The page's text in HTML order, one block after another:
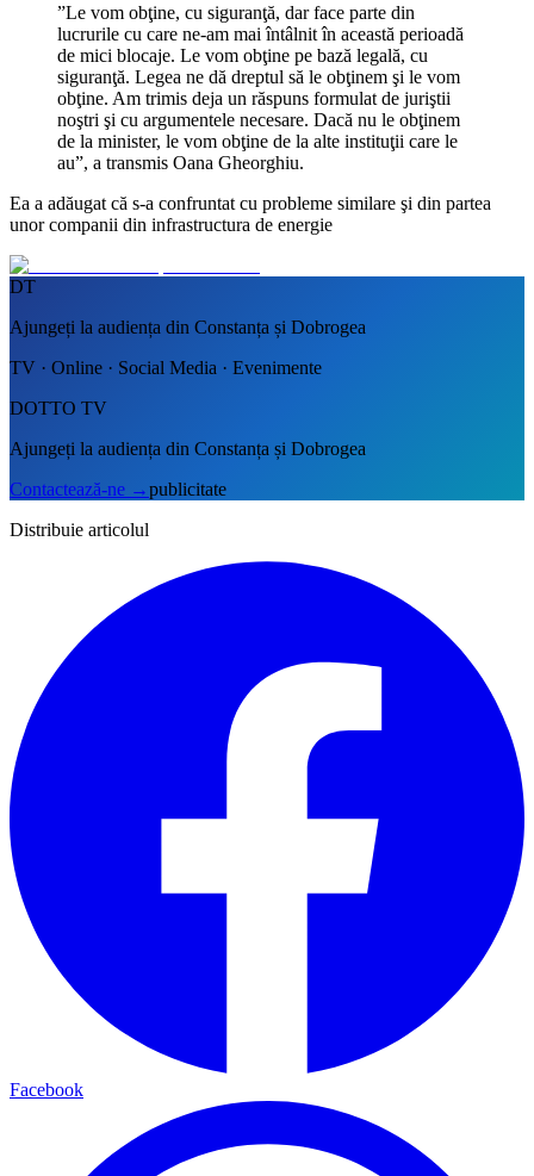
”Le vom obţine, cu siguranţă, dar face parte din
lucrurile cu care ne-am mai întâlnit în această perioadă
de mici blocaje. Le vom obţine pe bază legală, cu
siguranţă. Legea ne dă dreptul să le obţinem şi le vom
obţine. Am trimis deja un răspuns formulat de juriştii
noştri şi cu argumentele necesare. Dacă nu le obţinem
de la minister, le vom obţine de la alte instituţii care le
au”, a transmis Oana Gheorghiu.
Ea a adăugat că s-a confruntat cu probleme similare şi din partea
unor companii din infrastructura de energie
DT
Ajungeți la audiența din Constanța și Dobrogea
TV · Online · Social Media · Evenimente
DOTTO TV
Ajungeți la audiența din Constanța și Dobrogea
Contactează-ne →publicitate
Distribuie articolul
Facebook